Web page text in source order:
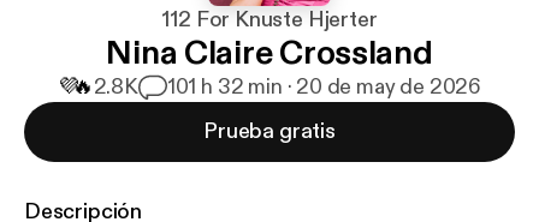
112 For Knuste Hjerter
Nina Claire Crossland
💜🔥2.8K 101 h 32 min · 20 de may de 2026
Prueba gratis
Descripción